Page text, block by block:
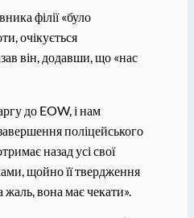
філії «було
очікується
він, додавши, що «нас
до EOW, і нам
поліцейського
назад усі свої
щойно її твердження
вона має чекати».